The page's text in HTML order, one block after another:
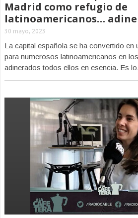
Madrid como refugio de
latinoamericanos…
30 mayo, 2023
La capital española se ha convertido en
para numerosos latinoamericanos en
adinerados todos ellos en esencia. Es